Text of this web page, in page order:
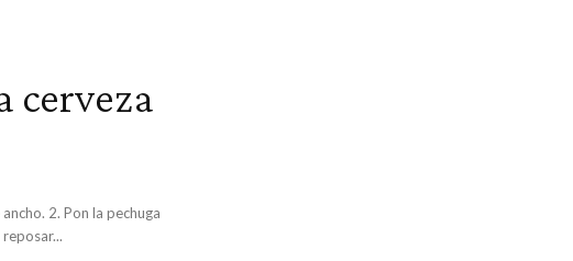
cerveza
2. Pon la pechuga